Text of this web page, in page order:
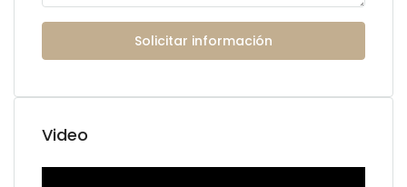
Solicitar información
Video